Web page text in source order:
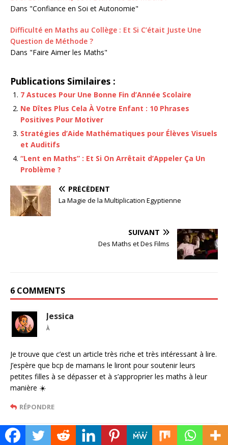
Dans "Confiance en Soi et Autonomie"
Difficulté en Maths au Collège : Et Si C’était Juste Une
Question de Méthode ?
Dans "Faire Aimer les Maths"
Publications Similaires :
7 Astuces Pour Une Bonne Fin d’Année Scolaire
Ne Dîtes Plus Cela À Votre Enfant : 10 Phrases
Positives Pour Motiver
Stratégies d’Aide Mathématiques pour Élèves Visuels
et Auditifs
“Lent en Maths” : Et Si On Arrêtait d’Appeler Ça Un
Problème ?
PRÉCÉDENT
La Magie de la Multiplication Egyptienne
SUIVANT
Des Maths et Des Films
6 COMMENTS
Jessica
À
Je trouve que c’est un article très riche et très intéressant à lire.
J’espère que bcp de mamans le liront pour soutenir leurs
petites filles à se dépasser et à s’approprier les maths à leur
manière ☀️
RÉPONDRE
Dorvale